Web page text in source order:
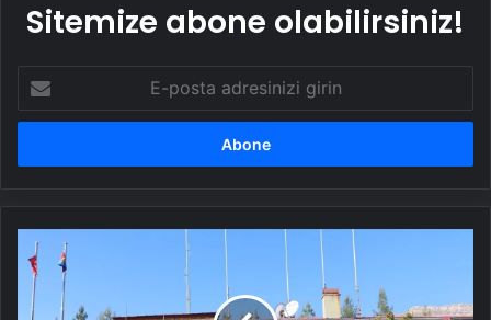
Sitemize abone olabilirsiniz!
posta
adresinizi
Görümlü'de
Engellilere
Özel
Etkinlik